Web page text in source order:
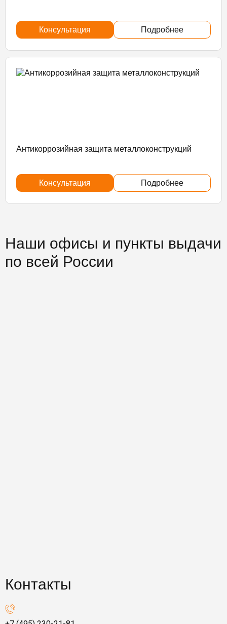
Консультация Подробнее
Антикоррозийная защита металлоконструкций
Консультация Подробнее
Наши офисы и пункты выдачи
по всей России
Контакты